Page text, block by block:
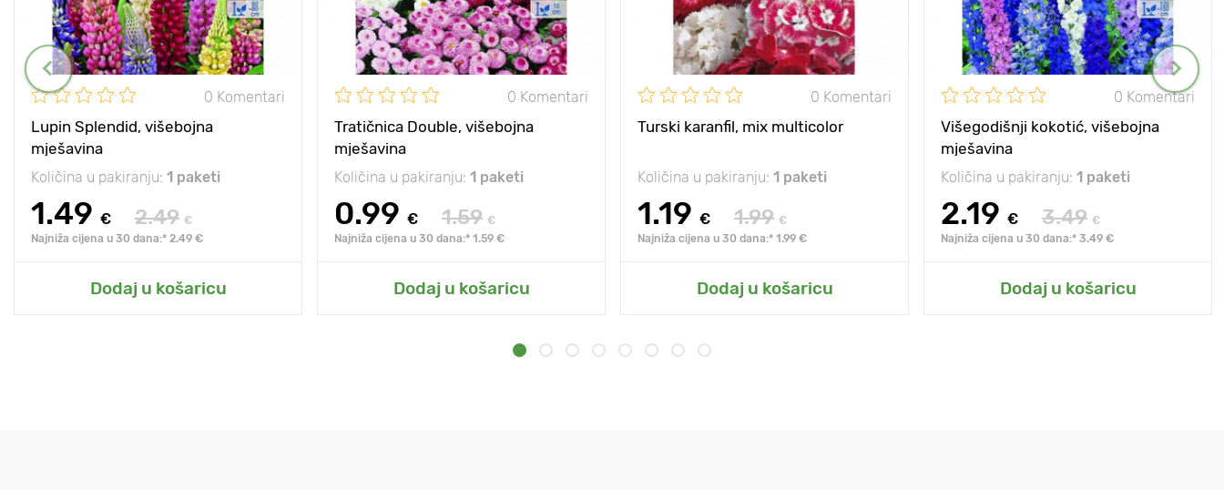
0 Komentari
Lupin Splendid, višebojna
mješavina
Količina u pakiranju: 1 paketi
1.49 € 2.49 €
Najniža cijena u 30 dana:* 2.49 €
Dodaj u košaricu
0 Komentari
Tratičnica Double, višebojna
mješavina
Količina u pakiranju: 1 paketi
0.99 € 1.59 €
Najniža cijena u 30 dana:* 1.59 €
Dodaj u košaricu
0 Komentari
Turski karanfil, mix multicolor
Količina u pakiranju: 1 paketi
1.19 € 1.99 €
Najniža cijena u 30 dana:* 1.99 €
Dodaj u košaricu
0 Komentari
Višegodišnji kokotić, višebojna
mješavina
Količina u pakiranju: 1 paketi
2.19 € 3.49 €
Najniža cijena u 30 dana:* 3.49 €
Dodaj u košaricu